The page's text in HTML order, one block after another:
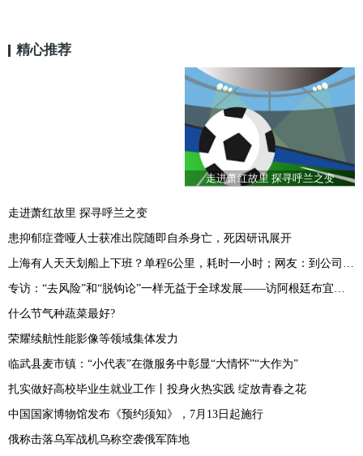
精心推荐
走进萧红故里 探寻呼兰之变
走进萧红故里 探寻呼兰之变
患抑郁症聋哑人士获准出院随即自杀身亡，死因研讯展开
上海有人天天划船上下班？单程6公里，耗时一小时；网友：到公司先洗澡？
专访：“去风险”和“脱钩论”一样无益于全球发展——访阿根廷布宜诺斯艾利斯大学研究员布斯特洛
什么节气种蔬菜最好?
荣耀续航性能影像等领域集体发力
临武县麦市镇：“小代表”在微服务中彰显“大情怀”“大作为”
扎实做好高校毕业生就业工作丨投身火热实践 绽放青春之花
中国国家博物馆发布《预约须知》，7月13日起施行
俄称击落乌军战机乌称空袭俄军阵地